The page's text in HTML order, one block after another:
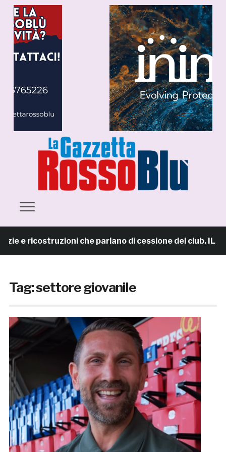
che parlano di cessione del club. IL
Tag:settore giovanile